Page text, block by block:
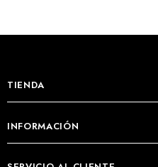
TIENDA
INFORMACIÓN